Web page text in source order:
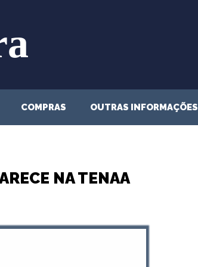
COMPRAS OUTRAS INFORMAÇÕES
NA TENAA